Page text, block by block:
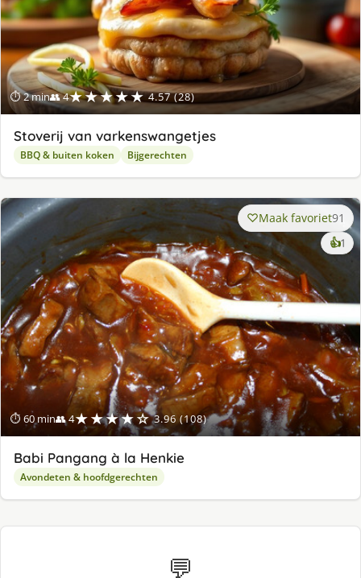
⏱ 2 min👥 4★★★★★ 4.57 (28)
Stoverij van varkenswangetjes
BBQ & buiten koken Bijgerechten
⏱ 60 min👥 4★★★★☆ 3.96 (108)
Maak favoriet91
👍1
Babi Pangang à la Henkie
Avondeten & hoofdgerechten
💬